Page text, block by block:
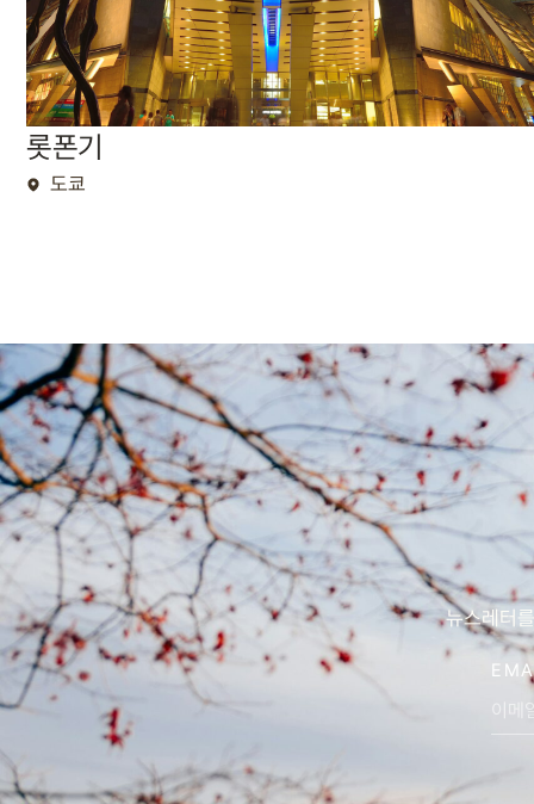
롯폰기
도쿄
뉴스레터